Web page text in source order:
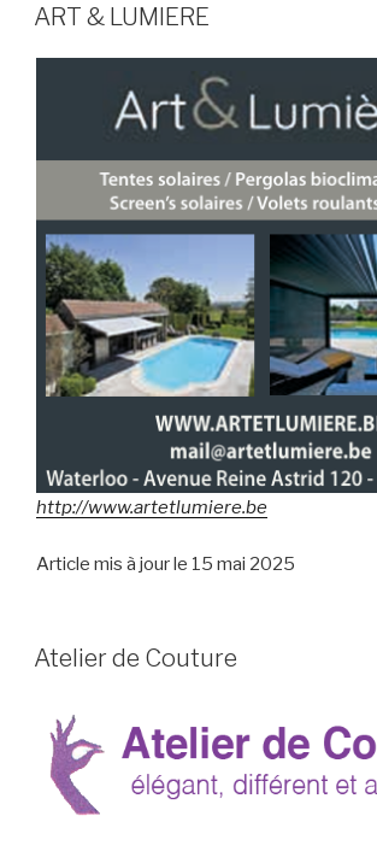
ART & LUMIERE
http://www.artetlumiere.be
Article mis à jour le 15 mai 2025
Atelier de Couture